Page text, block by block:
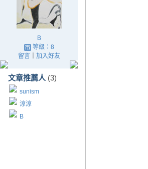
B
等級：8
留言｜ 加入好友
文章推薦人 (3)
sunism
涼涼
B